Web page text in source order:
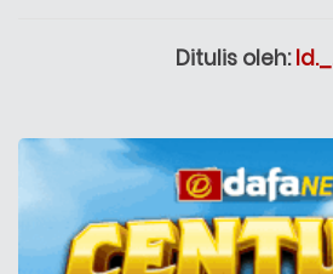
Ditulis oleh: